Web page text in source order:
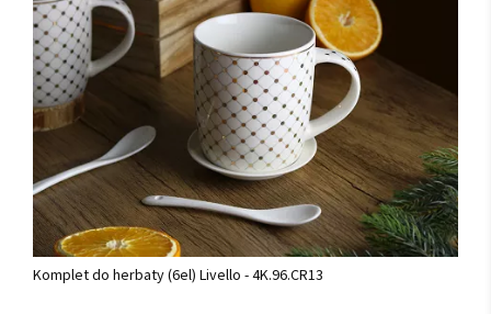
Komplet do herbaty (6el) Livello - 4K.96.CR13